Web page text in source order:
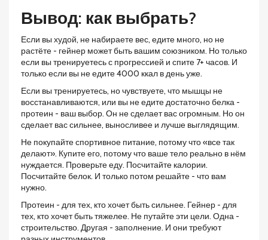
Вывод: как выбрать?
Если вы худой, не набираете вес, едите много, но не
растёте - гейнер может быть вашим союзником. Но только
если вы тренируетесь с прогрессией и спите 7+ часов. И
только если вы не едите 4000 ккал в день уже.
Если вы тренируетесь, но чувствуете, что мышцы не
восстанавливаются, или вы не едите достаточно белка -
протеин - ваш выбор. Он не сделает вас огромным. Но он
сделает вас сильнее, выносливее и лучше выглядящим.
Не покупайте спортивное питание, потому что «все так
делают». Купите его, потому что ваше тело реально в нём
нуждается. Проверьте еду. Посчитайте калории.
Посчитайте белок. И только потом решайте - что вам
нужно.
Протеин - для тех, кто хочет быть сильнее. Гейнер - для
тех, кто хочет быть тяжелее. Не путайте эти цели. Одна -
строительство. Другая - заполнение. И они требуют